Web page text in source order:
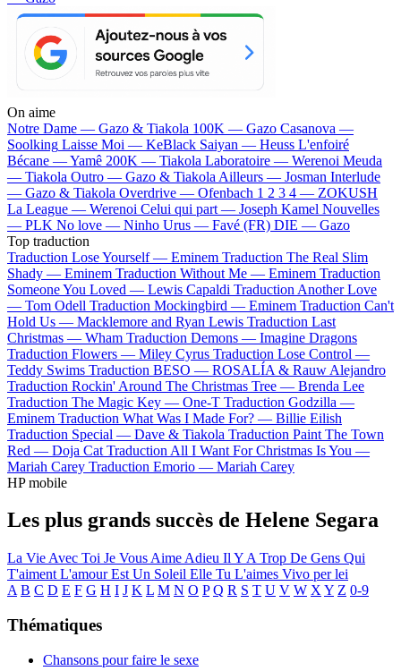
On aime
Notre Dame — Gazo & Tiakola 100K — Gazo Casanova —
Soolking Laisse Moi — KeBlack Saiyan — Heuss L'enfoiré
Bécane —Yamê 200K — Tiakola Laboratoire — Werenoi Meuda
— Tiakola Outro — Gazo & Tiakola Ailleurs — Josman Interlude
— Gazo & Tiakola Overdrive — Ofenbach 1 2 3 4 — ZOKUSH
La League — Werenoi Celui qui part — Joseph Kamel Nouvelles
— PLK No love — Ninho Urus — Favé (FR) DIE — Gazo
Top traduction
Traduction Lose Yourself — Eminem Traduction The Real Slim
Shady — Eminem Traduction Without Me — Eminem Traduction
Someone You Loved — Lewis Capaldi Traduction Another Love
— Tom Odell Traduction Mockingbird — Eminem Traduction Can't
Hold Us — Macklemore and Ryan Lewis Traduction Last
Christmas — Wham Traduction Demons — Imagine Dragons
Traduction Flowers — Miley Cyrus Traduction Lose Control —
Teddy Swims Traduction BESO — ROSALÍA & Rauw Alejandro
Traduction Rockin' Around The Christmas Tree — Brenda Lee
Traduction The Magic Key — One-T Traduction Godzilla —
Eminem Traduction What Was I Made For? — Billie Eilish
Traduction Special — Dave & Tiakola Traduction Paint The Town
Red — Doja Cat Traduction All I Want For Christmas Is You —
Mariah Carey Traduction Emorio — Mariah Carey
HP mobile
Les plus grands succès de Helene Segara
La Vie Avec Toi Je Vous Aime Adieu Il Y A Trop De Gens Qui
T'aiment L'amour Est Un Soleil Elle Tu L'aimes Vivo per lei
A B C D E F G H I J K L M N O P Q R S T U V W X Y Z 0-9
Thématiques
Chansons pour faire le sexe